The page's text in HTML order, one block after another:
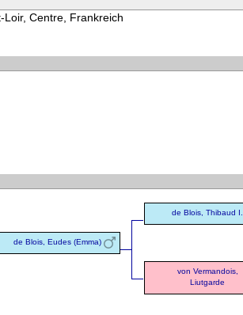
Loir, Centre, Frankreich
de Blois, Eudes (Emma)
de Blois, Thibaud I.
von Vermandois,
Liutgarde